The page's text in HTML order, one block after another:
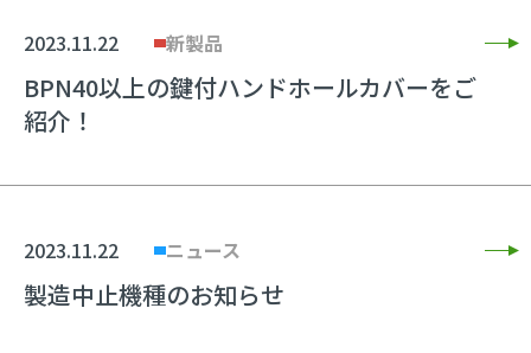
2023.11.22 新製品
BPN40以上の鍵付ハンドホールカバーをご
紹介！
2023.11.22 ニュース
製造中止機種のお知らせ